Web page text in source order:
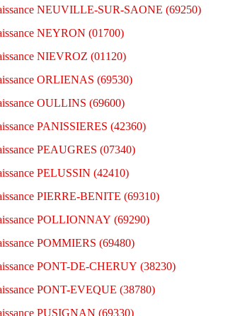
NEUVILLE-SUR-SAONE (69250)
NEYRON (01700)
NIEVROZ (01120)
ORLIENAS (69530)
OULLINS (69600)
PANISSIERES (42360)
PEAUGRES (07340)
PELUSSIN (42410)
PIERRE-BENITE (69310)
POLLIONNAY (69290)
POMMIERS (69480)
PONT-DE-CHERUY (38230)
PONT-EVEQUE (38780)
PUSIGNAN (69330)